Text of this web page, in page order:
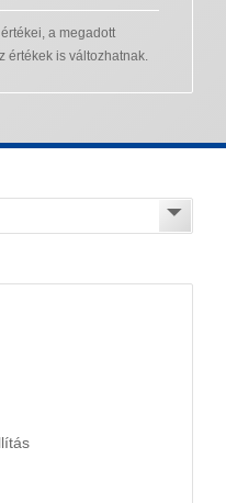
a megadott
értékek is változhatnak.